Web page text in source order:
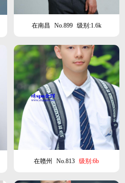
在南昌 No.899 级别:1.6k
在赣州 No.813 级别:6b